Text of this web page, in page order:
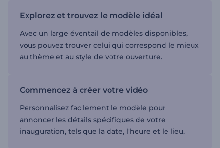
Explorez et trouvez le modèle idéal
Avec un large éventail de modèles disponibles,
vous pouvez trouver celui qui correspond le mieux
au thème et au style de votre ouverture.
Commencez à créer votre vidéo
Personnalisez facilement le modèle pour
annoncer les détails spécifiques de votre
inauguration, tels que la date, l'heure et le lieu.